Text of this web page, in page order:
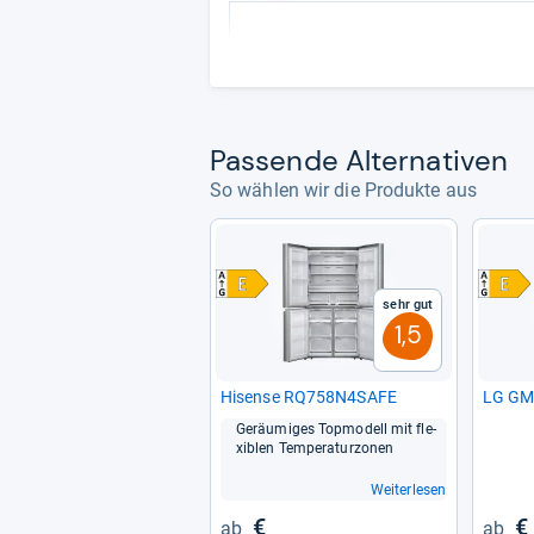
Pas­sende Alter­na­ti­ven
So wählen wir die Produkte aus
Sehr gut
1,5
Hisense RQ758N4SAFE
Geräu­mi­ges Top­mo­dell mit fle­
xiblen Tem­pe­ra­tur­zo­nen
Weiterlesen
€
LG
€